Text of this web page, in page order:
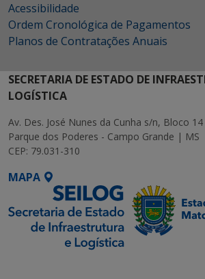
Acessibilidade
Ordem Cronológica de Pagamentos
Planos de Contratações Anuais
SECRETARIA DE ESTADO DE
LOGÍSTICA
Av. Des. José Nunes da Cunha s/n, Bloco 14
Parque dos Poderes - Campo Grande | MS
CEP: 79.031-310
MAPA